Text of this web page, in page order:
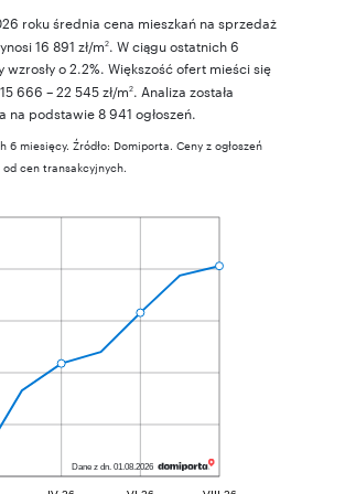
roku średnia cena mieszkań na sprzedaż
16 891 zł/m2. W ciągu ostatnich 6
wzrosły o 2.2%. Większość ofert mieści się
666 – 22 545 zł/m2. Analiza została
na podstawie 8 941 ogłoszeń.
6 miesięcy. Źródło: Domiporta. Ceny z ogłoszeń
cen transakcyjnych.